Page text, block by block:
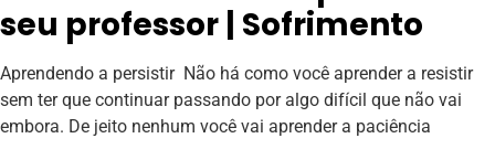
seu professor | Sofrimento
Aprendendo a persistir Não há como você aprender a resistir
sem ter que continuar passando por algo difícil que não vai
embora. De jeito nenhum você vai aprender a paciência